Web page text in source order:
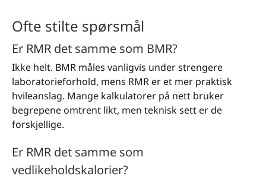
Ofte stilte spørsmål
Er RMR det samme som BMR?
Ikke helt. BMR måles vanligvis under strengere
laboratorieforhold, mens RMR er et mer praktisk
hvileanslag. Mange kalkulatorer på nett bruker
begrepene omtrent likt, men teknisk sett er de
forskjellige.
Er RMR det samme som
vedlikeholdskalorier?